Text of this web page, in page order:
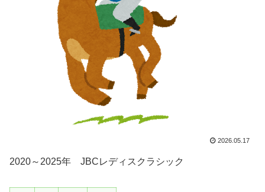
2026.05.17
2020～2025年 JBCレディスクラシック